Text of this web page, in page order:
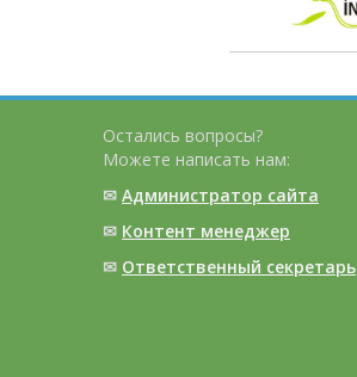
Остались вопросы?
Можете написать нам:
✉ Администратор сайта
✉ Контент менеджер
✉ Ответственный cекретарь